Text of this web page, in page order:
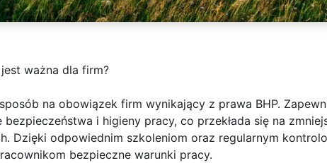
ważna dla firm?
na obowiązek firm wynikający z prawa BHP.
i higieny pracy, co przekłada się na
Dzięki odpowiednim szkoleniom oraz regularnym
bezpieczne warunki pracy.